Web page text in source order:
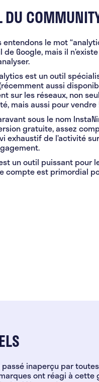
DU
entendons le mot
de Google, mais il
est un outil
aussi
sur les réseaux, non
mais aussi pour vendre
sous le nom
gratuite, assez
exhaustif de l’activité
un outil puissant pour
compte est primordial
inaperçu par
ont réagi à